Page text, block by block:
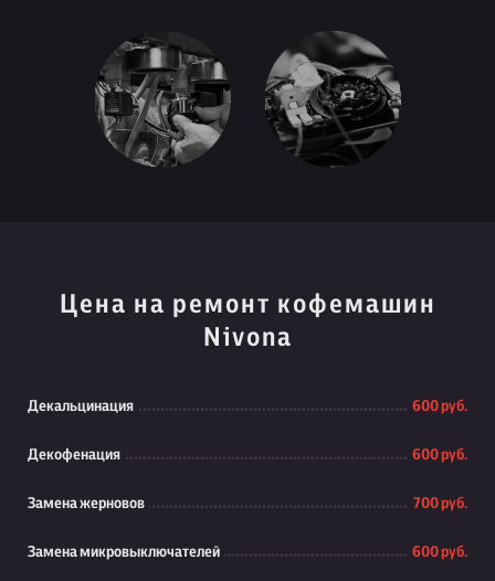
Цена на ремонт кофемашин
Nivona
Декальцинация 600 руб.
Декофенация 600 руб.
Замена жерновов 700 руб.
Замена микровыключателей 600 руб.